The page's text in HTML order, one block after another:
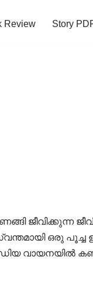
Review Story
ജീവിക്കുന്ന
ഒരു പൂച്ച
വായനയിൽ